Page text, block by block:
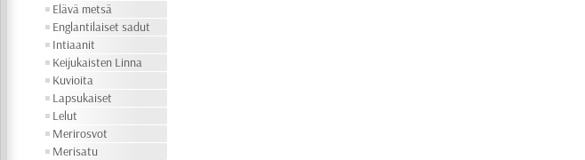
Elävä metsä
Englantilaiset sadut
Intiaanit
Keijukaisten Linna
Kuvioita
Lapsukaiset
Lelut
Merirosvot
Merisatu